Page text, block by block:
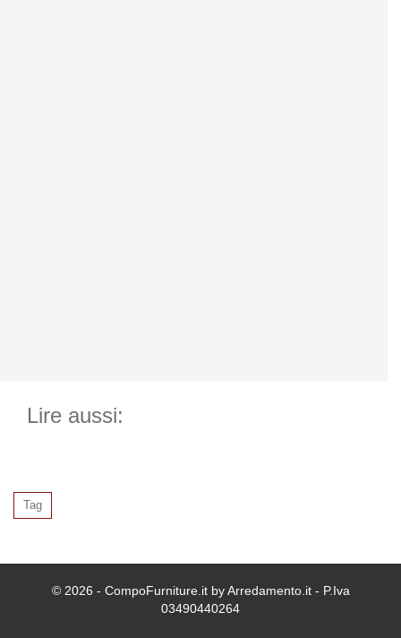
Lire aussi:
Tag
© 2026 - CompoFurniture.it by Arredamento.it - P.Iva
03490440264